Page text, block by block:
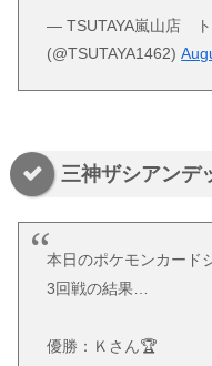
— TSUTAYA嵐山店 ト
(@TSUTAYA1462)
三神ザシアンデ
本日のポケモンカード
3回戦の結果…
優勝：Ｋさん🏆